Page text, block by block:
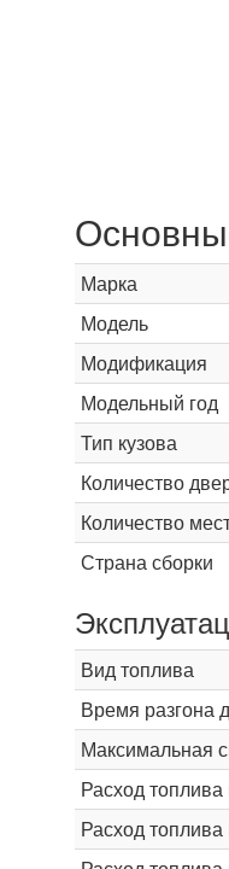
Марка
Модель
Модификация
Модельный год
Тип кузова
Количество
Количество
Страна сборки
Вид топлива
Время разгона
Максимальная
Расход
Расход топлива